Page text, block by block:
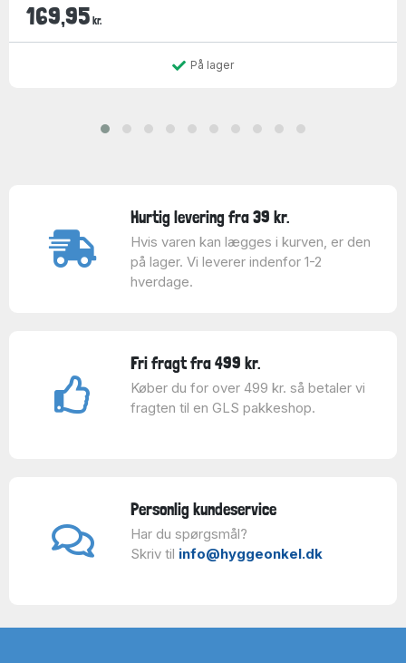
169,95 kr.
På lager
Hurtig levering fra 39 kr.
Hvis varen kan lægges i kurven, er den
på lager. Vi leverer indenfor 1-2
hverdage.
Fri fragt fra 499 kr.
Køber du for over 499 kr. så betaler vi
fragten til en GLS pakkeshop.
Personlig kundeservice
Har du spørgsmål?
Skriv til info@hyggeonkel.dk